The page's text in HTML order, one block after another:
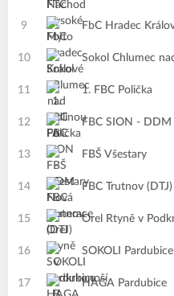
9 FbC Hradec
10 Sokol Chlumec
11 1. FBC Polička
12 FBC SION - DDM
13 FBŠ Všestary
14 FBC Trutnov (DTJ)
15 Orel Rtyně v
16 SOKOLI
17 HAGA Pardubice